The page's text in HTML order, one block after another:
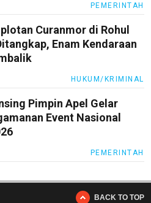
PEMERINTAH
Curanmor di Rohul
Enam Kendaraan
HUKUM/KRIMINAL
Pimpin Apel Gelar
Event Nasional
PEMERINTAH
BACK TO TOP